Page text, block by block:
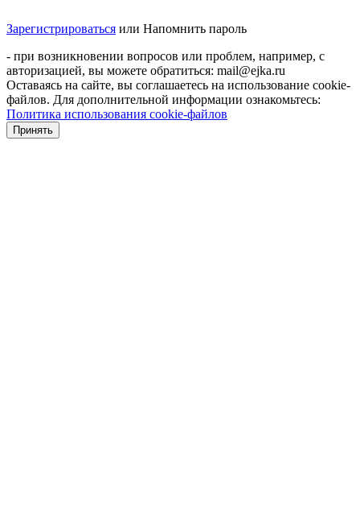
Зарегистрироваться или Напомнить пароль
- при возникновении вопросов или проблем, например, с
авторизацией, вы можете обратиться: mail@ejka.ru
Оставаясь на сайте, вы соглашаетесь на использование cookie-
файлов. Для дополнительной информации ознакомьтесь:
Политика использования cookie-файлов
Принять